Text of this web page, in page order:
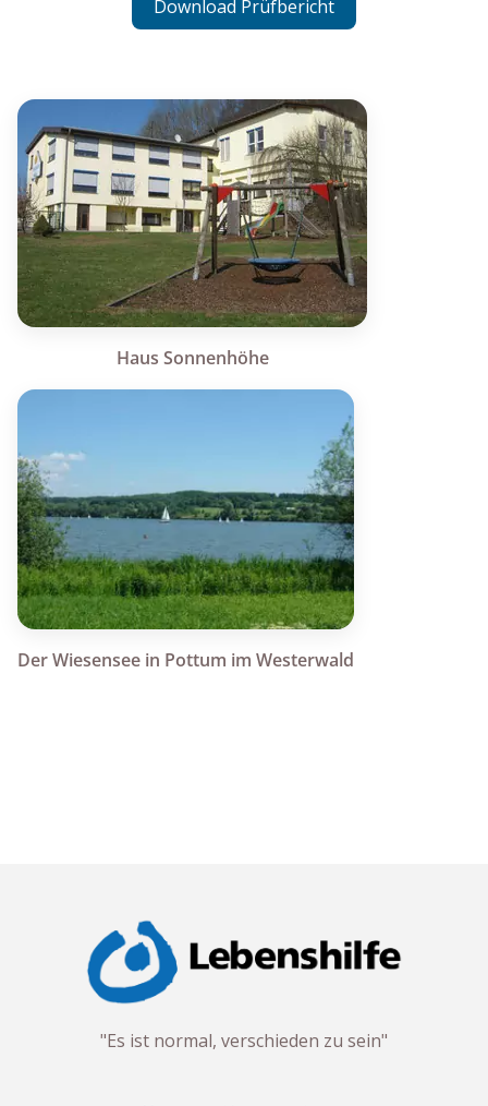
Download Prüfbericht
Haus Sonnenhöhe
Der Wiesensee in Pottum im Westerwald
"Es ist normal, verschieden zu sein"